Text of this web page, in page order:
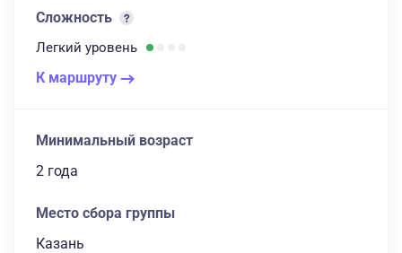
Сложность
Легкий уровень
К маршруту
Минимальный возраст
2 года
Место сбора группы
Казань